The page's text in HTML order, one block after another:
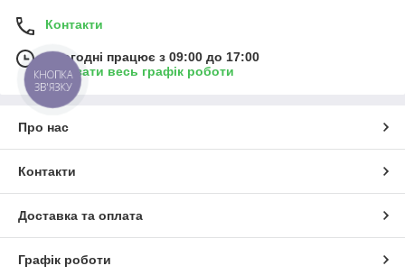
Контакти
Сьогодні працює з 09:00 до 17:00
Показати весь графік роботи
Про нас
Контакти
Доставка та оплата
Графік роботи
КНОПКА
ЗВ'ЯЗКУ